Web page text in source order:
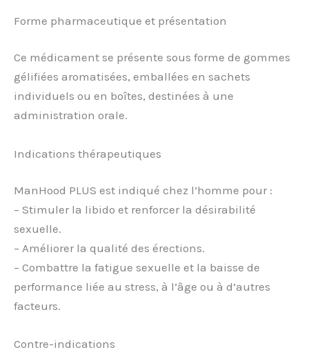
Forme pharmaceutique et présentation
Ce médicament se présente sous forme de gommes
gélifiées aromatisées, emballées en sachets
individuels ou en boîtes, destinées à une
administration orale.
Indications thérapeutiques
ManHood PLUS est indiqué chez l’homme pour :
– Stimuler la libido et renforcer la désirabilité
sexuelle.
– Améliorer la qualité des érections.
– Combattre la fatigue sexuelle et la baisse de
performance liée au stress, à l’âge ou à d’autres
facteurs.
Contre-indications